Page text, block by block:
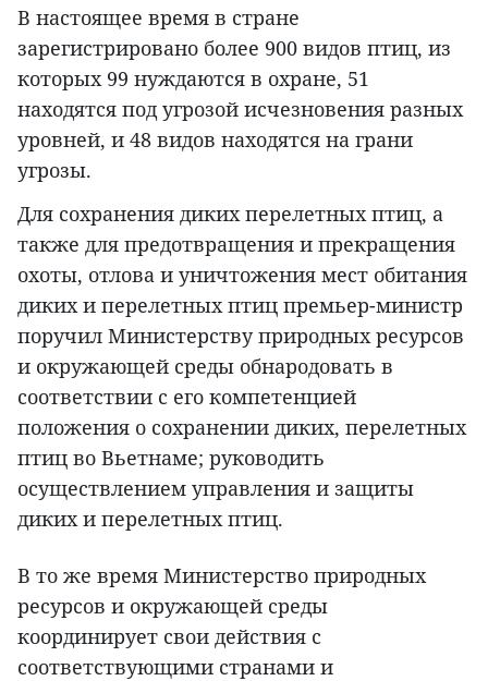
В настоящее время в стране
зарегистрировано более 900 видов птиц, из
которых 99 нуждаются в охране, 51
находятся под угрозой исчезновения разных
уровней, и 48 видов находятся на грани
угрозы.
Для сохранения диких перелетных птиц, а
также для предотвращения и прекращения
охоты, отлова и уничтожения мест обитания
диких и перелетных птиц премьер-министр
поручил Министерству природных ресурсов
и окружающей среды обнародовать в
соответствии с его компетенцией
положения о сохранении диких, перелетных
птиц во Вьетнаме; руководить
осуществлением управления и защиты
диких и перелетных птиц.
В то же время Министерство природных
ресурсов и окружающей среды
координирует свои действия с
соответствующими странами и